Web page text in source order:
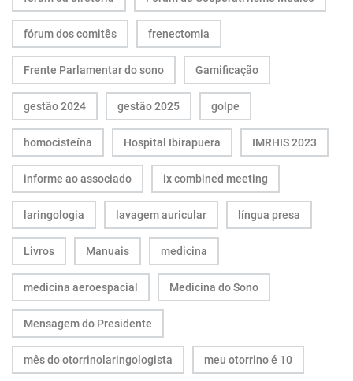
fórum dos comitês frenectomia
Frente Parlamentar do sono Gamificação
gestão 2024 gestão 2025 golpe
homocisteína Hospital Ibirapuera IMRHIS 2023
informe ao associado ix combined meeting
laringologia lavagem auricular língua presa
Livros Manuais medicina
medicina aeroespacial Medicina do Sono
Mensagem do Presidente
mês do otorrinolaringologista meu otorrino é 10